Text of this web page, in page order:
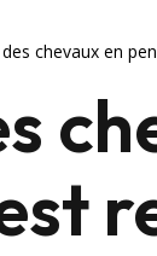
chevaux en